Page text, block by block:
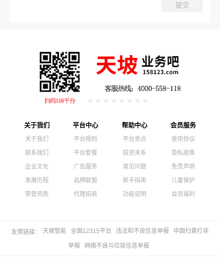
关于我们
关于我们
联系我们
企业文化
发展历程
荣誉资质
平台中心
平台规则
平台套餐
广告服务
品牌联盟
代理招商
帮助中心
平台亮点
投资关系
常见问题
新手指南
功能说明
会员服务
使用协议
隐私政策
免责声明
儿童保护
会员福利
友情链接： 天坡智能 全国12315平台 违法和不良信息举报 中国扫黄打非
举报 网络不良与垃圾信息举报